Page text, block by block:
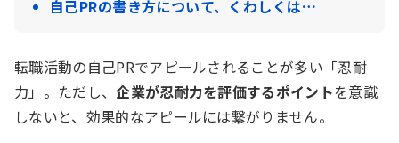
自己PRの書き方について、くわしくは…
転職活動の自己PRでアピールされることが多い「忍耐
力」。ただし、企業が忍耐力を評価するポイントを意識
しないと、効果的なアピールには繋がりません。